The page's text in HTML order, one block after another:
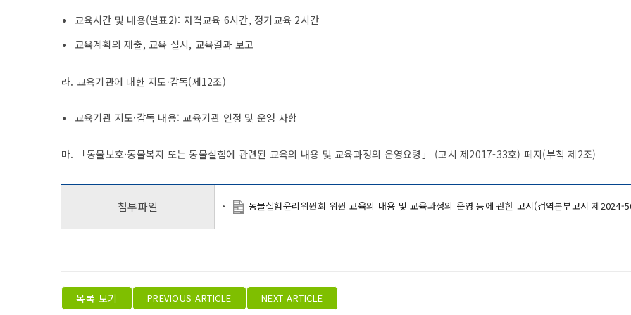
교육시간 및 내용(별표2): 자격교육 6시간, 정기교육 2시간
교육계획의 제출, 교육 실시, 교육결과 보고
라. 교육기관에 대한 지도·감독(제12조)
교육기관 지도·감독 내용: 교육기관 인정 및 운영 사항
마. 「동물보호·동물복지 또는 동물실험에 관련된 교육의 내용 및 교육과정의 운영요령」 (고시 제2017-33호) 폐지(부칙 제2조)
첨부파일 동물실험윤리위원회 위원 교육의 내용 및 교육과정의 운영 등에 관한 고시(검역본부고시 제2024-
목록 보기 PREVIOUS ARTICLE NEXT ARTICLE